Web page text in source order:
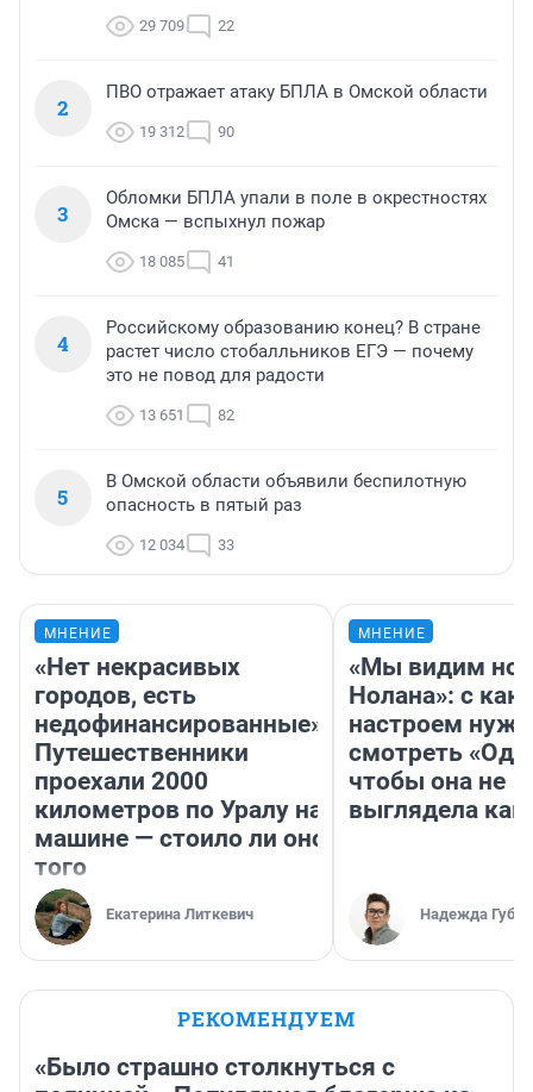
29 709 22
2
ПВО отражает атаку БПЛА в Омской области
19 312 90
3
Обломки БПЛА упали в поле в окрестностях
Омска — вспыхнул пожар
18 085 41
4
Российскому образованию конец? В стране
растет число стобалльников ЕГЭ — почему
это не повод для радости
13 651 82
5
В Омской области объявили беспилотную
опасность в пятый раз
12 034 33
МНЕНИЕ
«Нет некрасивых
городов, есть
недофинансированные».
Путешественники
проехали 2000
километров по Уралу на
машине — стоило ли оно
того
Екатерина Литкевич
МНЕНИЕ
«Мы видим
Нолана»: с
настроем
смотреть
чтобы она не
выглядела как
Надежда
РЕКОМЕНДУЕМ
«Было страшно столкнуться с